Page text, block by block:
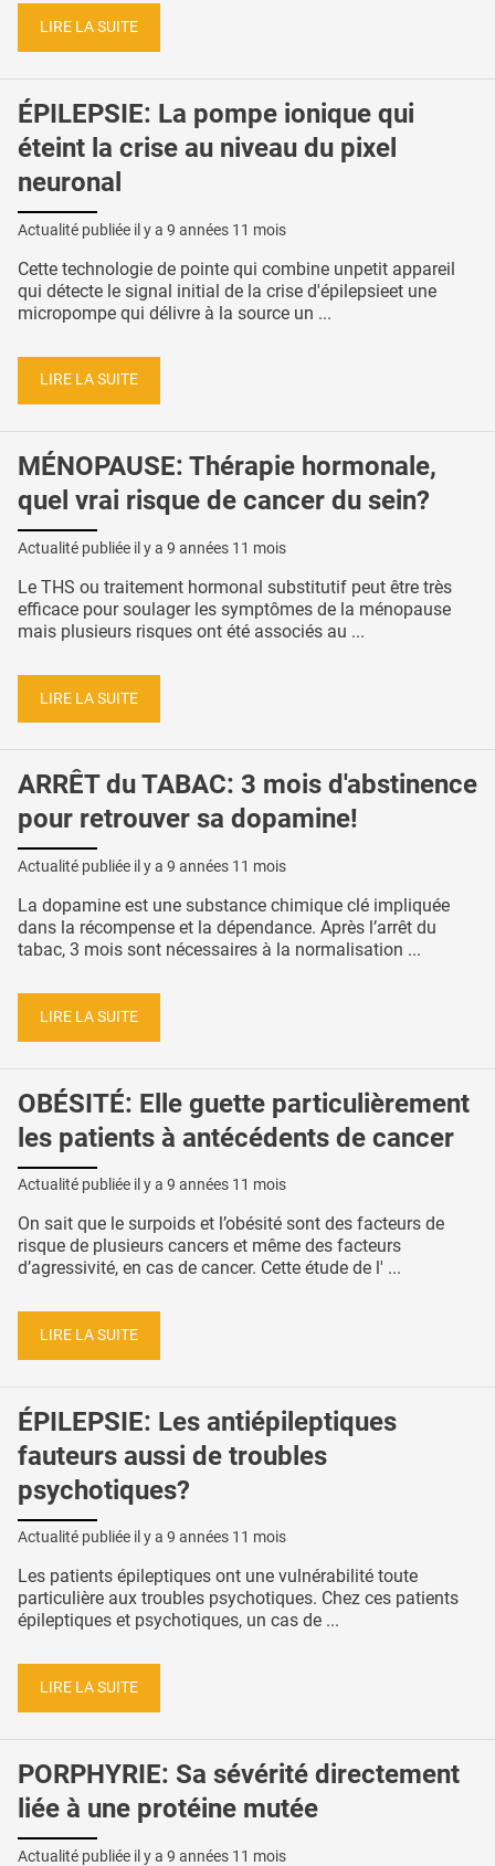
LIRE LA SUITE
ÉPILEPSIE: La pompe ionique qui
éteint la crise au niveau du pixel
neuronal
Actualité publiée il y a 9 années 11 mois
Cette technologie de pointe qui combine unpetit appareil
qui détecte le signal initial de la crise d'épilepsieet une
micropompe qui délivre à la source un ...
LIRE LA SUITE
MÉNOPAUSE: Thérapie hormonale,
quel vrai risque de cancer du sein?
Actualité publiée il y a 9 années 11 mois
Le THS ou traitement hormonal substitutif peut être très
efficace pour soulager les symptômes de la ménopause
mais plusieurs risques ont été associés au ...
LIRE LA SUITE
ARRÊT du TABAC: 3 mois d'abstinence
pour retrouver sa dopamine!
Actualité publiée il y a 9 années 11 mois
La dopamine est une substance chimique clé impliquée
dans la récompense et la dépendance. Après l’arrêt du
tabac, 3 mois sont nécessaires à la normalisation ...
LIRE LA SUITE
OBÉSITÉ: Elle guette particulièrement
les patients à antécédents de cancer
Actualité publiée il y a 9 années 11 mois
On sait que le surpoids et l’obésité sont des facteurs de
risque de plusieurs cancers et même des facteurs
d’agressivité, en cas de cancer. Cette étude de l' ...
LIRE LA SUITE
ÉPILEPSIE: Les antiépileptiques
fauteurs aussi de troubles
psychotiques?
Actualité publiée il y a 9 années 11 mois
Les patients épileptiques ont une vulnérabilité toute
particulière aux troubles psychotiques. Chez ces patients
épileptiques et psychotiques, un cas de ...
LIRE LA SUITE
PORPHYRIE: Sa sévérité directement
liée à une protéine mutée
Actualité publiée il y a 9 années 11 mois